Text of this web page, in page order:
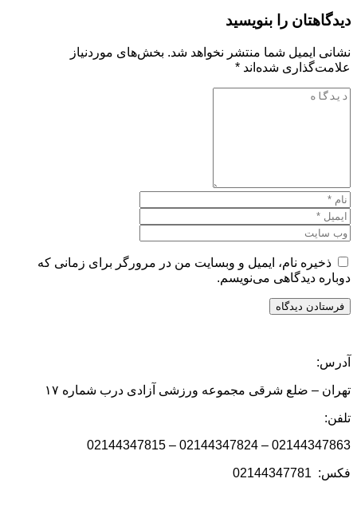
دیدگاهتان را بنویسید
نشانی ایمیل شما منتشر نخواهد شد. بخش‌های موردنیاز
علامت‌گذاری شده‌اند *
ذخیره نام، ایمیل و وبسایت من در مرورگر برای زمانی که
دوباره دیدگاهی می‌نویسم.
آدرس:
تهران – ضلع شرقی مجموعه ورزشی آزادی درب شماره ۱۷
تلفن:
02144347863 – 02144347824 – 02144347815
فکس: 02144347781